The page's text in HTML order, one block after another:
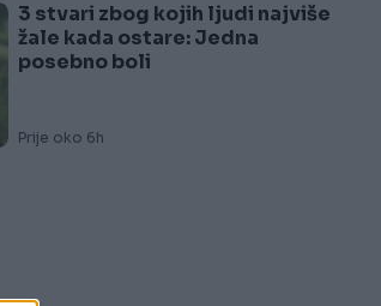
3 stvari zbog kojih ljudi najviše
žale kada ostare: Jedna
posebno boli
Prije oko 6h